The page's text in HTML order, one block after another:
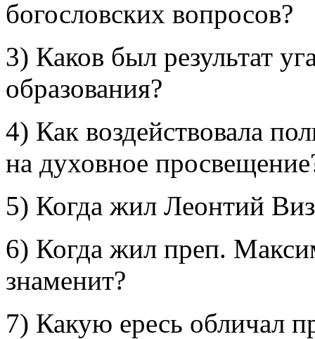
богословских вопросов?
3) Каков был результат
образования?
4) Как воздействовала
на духовное
5) Когда жил Леонтий
6) Когда жил преп.
знаменит?
7) Какую ересь обличал